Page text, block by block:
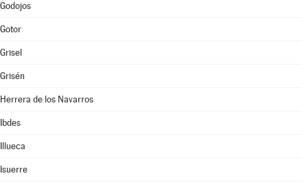
Godojos
Gotor
Grisel
Grisén
Herrera de los Navarros
Ibdes
Illueca
Isuerre